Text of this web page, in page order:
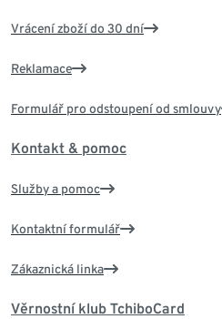
Vrácení zboží do 30 dní
Reklamace
Formulář pro odstoupení od smlouvy
Kontakt & pomoc
Služby a pomoc
Kontaktní formulář
Zákaznická linka
Věrnostní klub TchiboCard